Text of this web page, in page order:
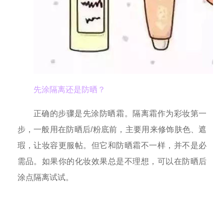
先涂隔离还是防晒？
正确的步骤是先涂防晒霜。隔离霜作为彩妆第一
步，一般用在防晒后/粉底前，主要用来修饰肤色、遮
瑕，让妆容更服帖。但它和防晒霜不一样，并不是必
需品。如果你的化妆效果总是不理想，可以在防晒后
涂点隔离试试。